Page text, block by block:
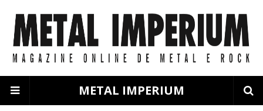
METAL IMPERIUM